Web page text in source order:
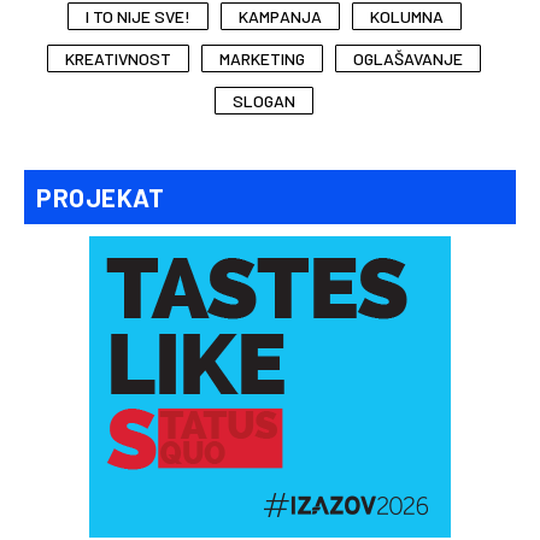
PROJEKAT
I TO NIJE SVE! KAMPANJA KOLUMNA
KREATIVNOST MARKETING OGLAŠAVANJE
SLOGAN